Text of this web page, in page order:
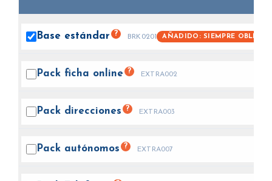
Base estándar ? BRK0201 AÑADIDO: SIEMPRE
Pack ficha online ? EXTRA002
Pack direcciones ? EXTRA003
Pack autónomos ? EXTRA007